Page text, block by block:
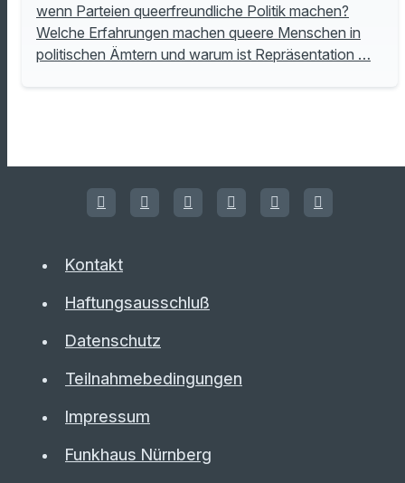
wenn Parteien queerfreundliche Politik machen?
Welche Erfahrungen machen queere Menschen in
politischen Ämtern und warum ist Repräsentation …
Kontakt
Haftungsausschluß
Datenschutz
Teilnahmebedingungen
Impressum
Funkhaus Nürnberg